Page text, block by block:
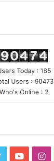
Today : 185
Users : 90473
Who's Online : 2
I